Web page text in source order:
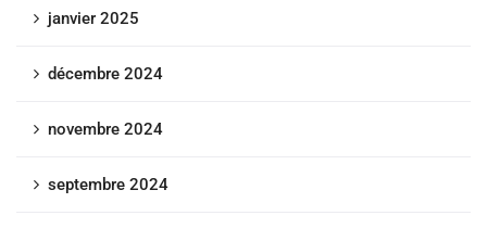
janvier 2025
décembre 2024
novembre 2024
septembre 2024